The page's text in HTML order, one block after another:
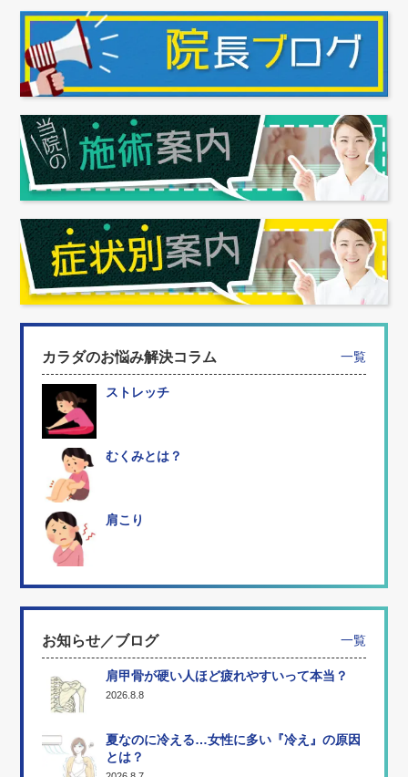
カラダのお悩み解決コラム 一覧
ストレッチ
むくみとは？
肩こり
お知らせ／ブログ 一覧
肩甲骨が硬い人ほど疲れやすいって本当？
2026.8.8
夏なのに冷える…女性に多い『冷え』の原因
とは？